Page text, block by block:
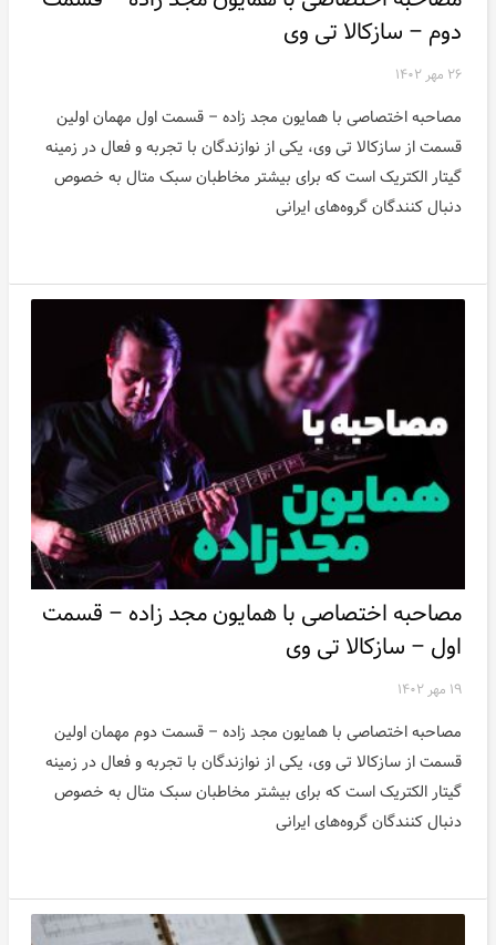
دوم – سازکالا تی وی
۲۶ مهر ۱۴۰۲
مصاحبه اختصاصی با همایون مجد زاده – قسمت اول مهمان اولین
قسمت از سازکالا تی وی، یکی از نوازندگان با تجربه و فعال در زمینه
گیتار الکتریک است که برای بیشتر مخاطبان سبک متال به خصوص
دنبال کنندگان گروه‌های ایرانی
مصاحبه اختصاصی با همایون مجد زاده – قسمت
اول – سازکالا تی وی
۱۹ مهر ۱۴۰۲
مصاحبه اختصاصی با همایون مجد زاده – قسمت دوم مهمان اولین
قسمت از سازکالا تی وی، یکی از نوازندگان با تجربه و فعال در زمینه
گیتار الکتریک است که برای بیشتر مخاطبان سبک متال به خصوص
دنبال کنندگان گروه‌های ایرانی